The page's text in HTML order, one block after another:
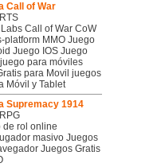
Call of War
Labs Call of War CoW
platform MMO Juego
Juego IOS Juego
para móviles
para Movil juegos
Móvil y Tablet
Supremacy 1914
de rol online
masivo Juegos
Juegos Gratis